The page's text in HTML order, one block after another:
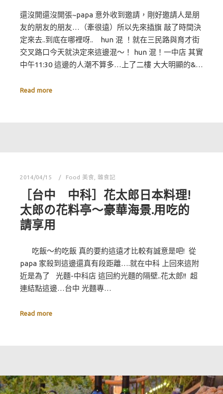
還沒開還沒開張~papa 意外收到邀請，剛好邀請人是朋
友的朋友的朋友…（牽很遠）所以先來插旗 敲了時間決
定來去..到底在哪裡呀.. hun 混 ！就在三民路與育才街
交叉路口今天就決定來這邊混～！ hun 混！一中店 其實
中午11:30 這邊的人潮不算多…上了二樓 大大明顯的&…
Read more
2014/04/15 Food 美食 雜食記
［台中 中科］花太郎日本料理!
太郎の花料亭～豪華海景.用吃的
請享用
吃飯～約吃飯 真的要約這遠才比較有誠意是吧! 從
papa 家殺到這邊還真有段距離….就在中科 上回來這附
近是為了 光麵-中科店 這回約光麵的隔壁..花太郎!! 超
連結點這邊…台中 光麵專…
Read more